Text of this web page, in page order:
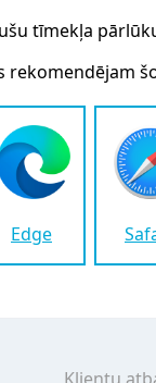
tīmekļa
rekomendējam
Edge
Klientu